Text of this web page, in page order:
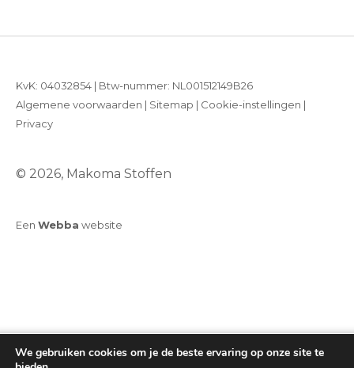
© 2026, Makoma Stoffen
KvK: 04032854 | Btw-nummer: NL001512149B26
Algemene voorwaarden | Sitemap | Cookie-instellingen |
Privacy
Een Webba website
We gebruiken cookies om je de beste ervaring op onze site te